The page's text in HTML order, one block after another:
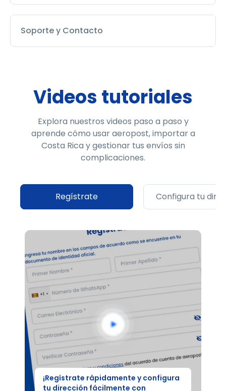
Soporte y Contacto
Videos tutoriales
Explora nuestros videos paso a paso y
aprende cómo usar aeropost, importar a
Costa Rica y gestionar tus envíos sin
complicaciones.
Regístrate Configura tu
¡Regístrate rápidamente y configura
tu dirección fácilmente con